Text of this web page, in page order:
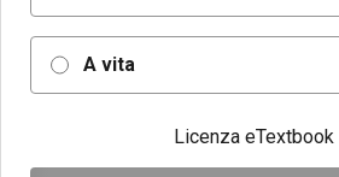
A vita
Licenza eTextbook